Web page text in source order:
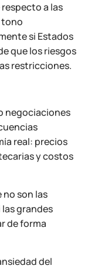
a las
tono
si Estados
que los riesgos
restricciones.
negociaciones
real: precios
y costos
no son las
grandes
de forma
del